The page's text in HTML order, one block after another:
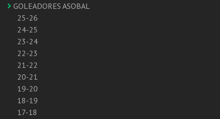
GOLEADORES ASOBAL
25-26
24-25
23-24
22-23
21-22
20-21
19-20
18-19
17-18